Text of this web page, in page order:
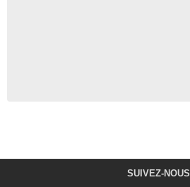
SUIVEZ-NOUS